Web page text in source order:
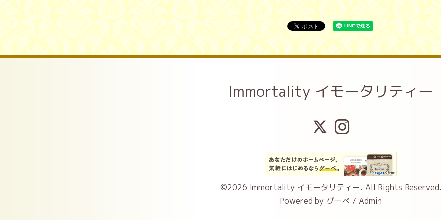
Immortality イモータリティー
©2026 Immortality イモータリティー. All Rights Reserved.
Powered by グーペ / Admin